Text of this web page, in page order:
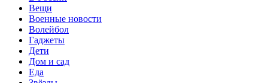
Вещи
Военные новости
Волейбол
Гаджеты
Дети
Дом и сад
Еда